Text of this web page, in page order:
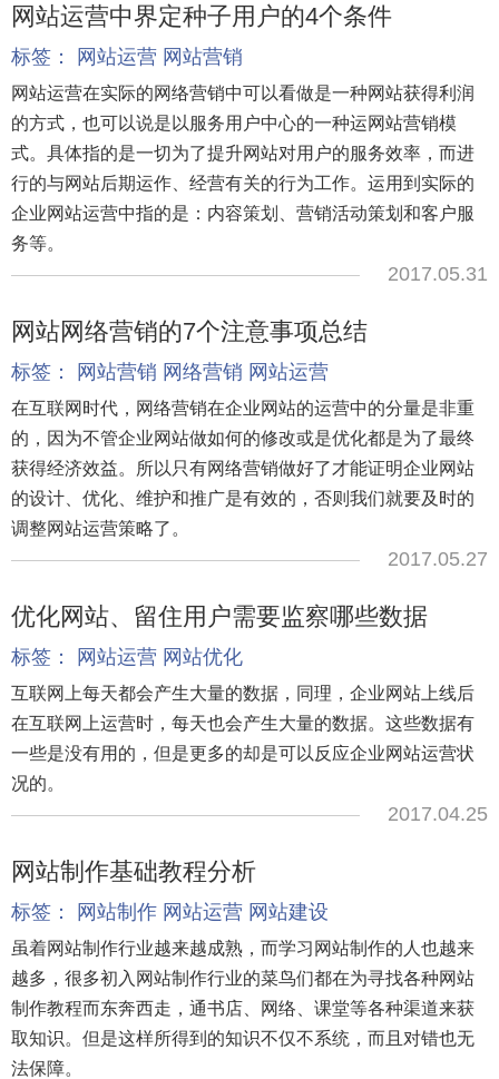
网站运营中界定种子用户的4个条件
标签： 网站运营 网站营销
网站运营在实际的网络营销中可以看做是一种网站获得利润
的方式，也可以说是以服务用户中心的一种运网站营销模
式。具体指的是一切为了提升网站对用户的服务效率，而进
行的与网站后期运作、经营有关的行为工作。运用到实际的
企业网站运营中指的是：内容策划、营销活动策划和客户服
务等。
2017.05.31
网站网络营销的7个注意事项总结
标签： 网站营销 网络营销 网站运营
在互联网时代，网络营销在企业网站的运营中的分量是非重
的，因为不管企业网站做如何的修改或是优化都是为了最终
获得经济效益。所以只有网络营销做好了才能证明企业网站
的设计、优化、维护和推广是有效的，否则我们就要及时的
调整网站运营策略了。
2017.05.27
优化网站、留住用户需要监察哪些数据
标签： 网站运营 网站优化
互联网上每天都会产生大量的数据，同理，企业网站上线后
在互联网上运营时，每天也会产生大量的数据。这些数据有
一些是没有用的，但是更多的却是可以反应企业网站运营状
况的。
2017.04.25
网站制作基础教程分析
标签： 网站制作 网站运营 网站建设
虽着网站制作行业越来越成熟，而学习网站制作的人也越来
越多，很多初入网站制作行业的菜鸟们都在为寻找各种网站
制作教程而东奔西走，通书店、网络、课堂等各种渠道来获
取知识。但是这样所得到的知识不仅不系统，而且对错也无
法保障。